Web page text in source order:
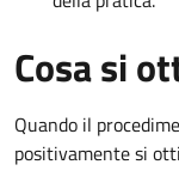
Cosa si
Quando il
positivamente si